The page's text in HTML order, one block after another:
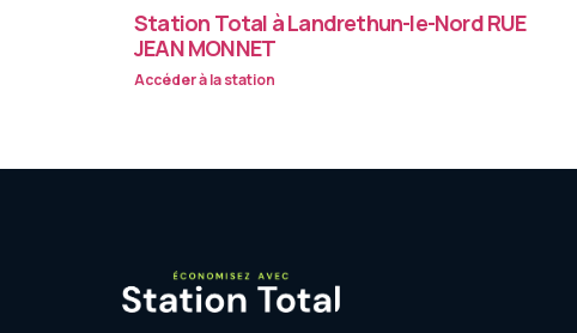
Station Total à Landrethun-le-Nord RUE
JEAN MONNET
Accéder à la station